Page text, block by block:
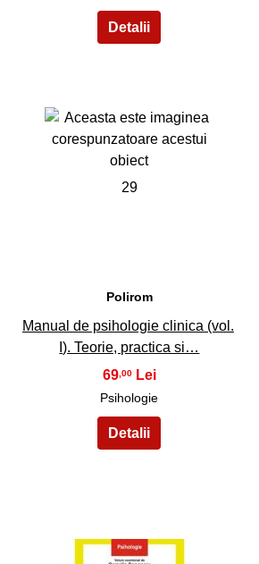
29
Polirom
Manual de psihologie clinica (vol.
I). Teorie, practica si…
69,00
Psihologie